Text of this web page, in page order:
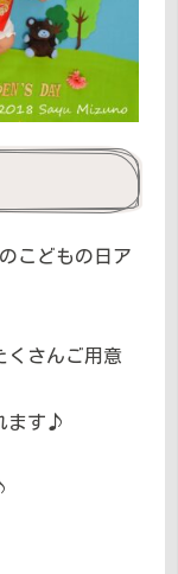
こどもの日ア
くさんご用意
ます♪